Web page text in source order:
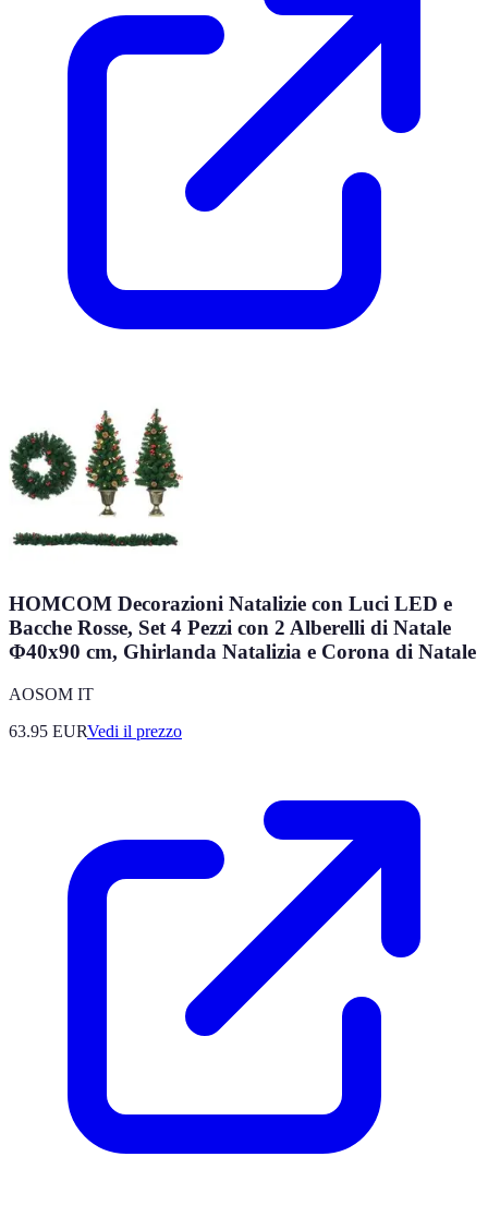
HOMCOM Decorazioni Natalizie con Luci LED e
Bacche Rosse, Set 4 Pezzi con 2 Alberelli di Natale
Φ40x90 cm, Ghirlanda Natalizia e Corona di Natale
AOSOM IT
63.95 EURVedi il prezzo